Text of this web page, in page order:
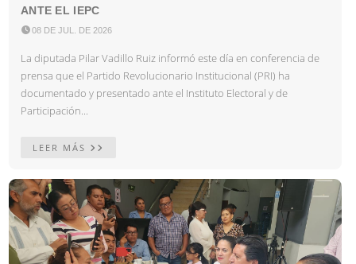
ANTE EL IEPC
08 DE JUL. DE 2026
La diputada Pilar Vadillo Ruiz informó este día en conferencia de
prensa que el Partido Revolucionario Institucional (PRI) ha
documentado y presentado ante el Instituto Electoral y de
Participación...
LEER MÁS